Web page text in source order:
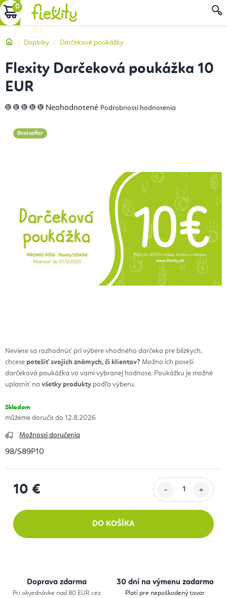
Prejsť
na
NÁKUPNÝ
DomovDoplnky Darčekové poukážky
Neviete sa rozhodnúť pri výbere vhodného darčeka pre blízkych,
chcete potešiť svojich známych, či klientov? Možno ich poteší
darčeková poukážka vo vami vybranej hodnote. Poukážku je možné
uplatniť na všetky produkty podľa výberu.
Skladom
12.8.2026
Možnosti doručenia
98/S89P10
10 €
DO KOŠÍKA
Flexity Darčeková poukážka 10
EUR
Priemerné
hodnotenie
0,0
z
Neohodnotené Podrobnosti hodnotenia
Bestseller
Doprava zdarma
Pri objednávke nad 80 EUR cez
30 dní na výmenu zadarmo
Platí pre nepoškodený tovar.